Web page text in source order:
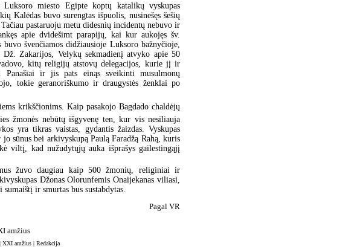
Luksoro miesto Egipte koptų katalikų vyskupas
Kalėdas buvo surengtas išpuolis, nusinešęs šešių
pastaruoju metu didesnių incidentų nebuvo ir
apie dvidešimt parapijų, kai kur aukojęs šv.
švenčiamos didžiausioje Luksoro bažnyčioje,
Zakarijos, Velykų sekmadienį atvyko apie 50
kitų religijų atstovų delegacijos, kurie jį ir
Panašiai ir jis pats einąs sveikinti musulmonų
tokie geranoriškumo ir draugystės ženklai po
krikščionims. Kaip pasakojo Bagdado chaldėjų
žmonės nebūtų išgyvenę ten, kur vis nesiliauja
yra tikras vaistas, gydantis žaizdas. Vyskupas
sūnus bei arkivyskupą Paulą Faradžą Rahą, kuris
viltį, kad nužudytųjų auka išprašys gailestingąjį
žuvo daugiau kaip 500 žmonių, religiniai ir
Džonas Olorunfemis Onaijekanas viliasi,
ir smurtas bus sustabdytas.
Pagal VR
amžius
XXI amžius| Redakcija